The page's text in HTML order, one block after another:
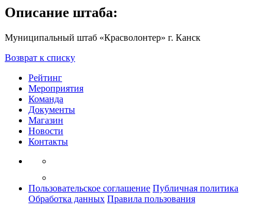
Описание штаба:
Муниципальный штаб «Красволонтер» г. Канск
Возврат к списку
Рейтинг
Мероприятия
Команда
Документы
Магазин
Новости
Контакты
Пользовательское соглашение Публичная политика
Обработка данных Правила пользования